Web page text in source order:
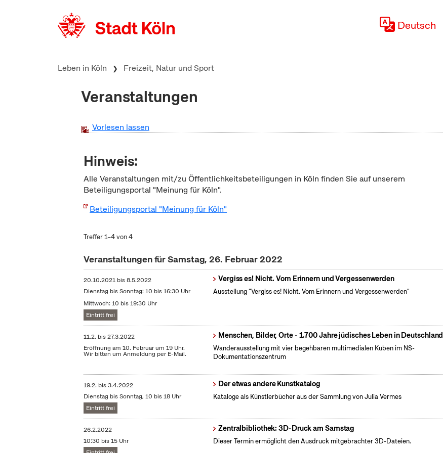
Deutsch
Leben in Köln Freizeit, Natur und Sport
Veranstaltungen
Vorlesen lassen
Hinweis:
Alle Veranstaltungen mit/zu Öffentlichkeitsbeteiligungen in Köln finden Sie auf unserem
Beteiligungsportal "Meinung für Köln".
Beteiligungsportal "Meinung für Köln"
Treffer 1–4 von 4
Veranstaltungen für Samstag, 26. Februar 2022
20.10.2021 bis8.5.2022
Dienstag bis Sonntag: 10 bis 16:30 Uhr
Mittwoch: 10 bis 19:30 Uhr
Eintritt frei
Vergiss es! Nicht. Vom Erinnern und Vergessenwerden
Ausstellung "Vergiss es! Nicht. Vom Erinnern und Vergessenwerden"
11.2. bis27.3.2022
Eröffnung am 10. Februar um 19 Uhr.
Wir bitten um Anmeldung per E-Mail.
Menschen, Bilder, Orte - 1.700 Jahre jüdisches Leben in Deutschland
Wanderausstellung mit vier begehbaren multimedialen Kuben im NS-
Dokumentationszentrum
19.2. bis3.4.2022
Dienstag bis Sonntag, 10 bis 18 Uhr
Eintritt frei
Der etwas andere Kunstkatalog
Kataloge als Künstlerbücher aus der Sammlung von Julia Vermes
26.2.2022
10:30 bis 15 Uhr
Zentralbibliothek: 3D-Druck am Samstag
Dieser Termin ermöglicht den Ausdruck mitgebrachter 3D-Dateien.